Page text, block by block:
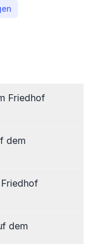
Friedhof
dem
dem